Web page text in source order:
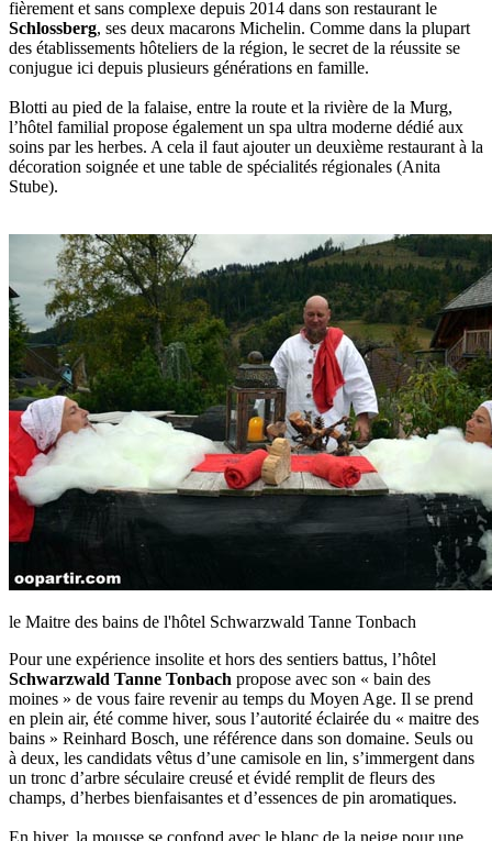
fièrement et sans complexe depuis 2014 dans son restaurant le
Schlossberg, ses deux macarons Michelin. Comme dans la plupart
des établissements hôteliers de la région, le secret de la réussite se
conjugue ici depuis plusieurs générations en famille.
Blotti au pied de la falaise, entre la route et la rivière de la Murg,
l’hôtel familial propose également un spa ultra moderne dédié aux
soins par les herbes. A cela il faut ajouter un deuxième restaurant à la
décoration soignée et une table de spécialités régionales (Anita
Stube).
le Maitre des bains de l'hôtel Schwarzwald Tanne Tonbach
Pour une expérience insolite et hors des sentiers battus, l’hôtel
Schwarzwald Tanne Tonbach propose avec son « bain des
moines » de vous faire revenir au temps du Moyen Age. Il se prend
en plein air, été comme hiver, sous l’autorité éclairée du « maitre des
bains » Reinhard Bosch, une référence dans son domaine. Seuls ou
à deux, les candidats vêtus d’une camisole en lin, s’immergent dans
un tronc d’arbre séculaire creusé et évidé remplit de fleurs des
champs, d’herbes bienfaisantes et d’essences de pin aromatiques.
En hiver, la mousse se confond avec le blanc de la neige pour une